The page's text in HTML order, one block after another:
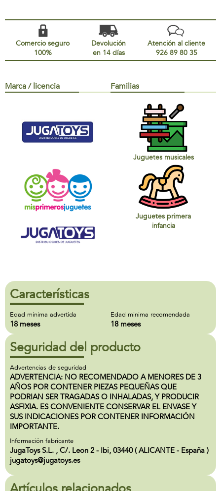
Comercio seguro
100%
Devolución
en 14 días
Atención al cliente
926 89 80 35
Marca / licencia Familias
Juguetes musicales
Juguetes primera
infancia
Características
Edad minima advertida
18 meses
Edad minima recomendada
18 meses
Seguridad del producto
Advertencias de seguridad
ADVERTENCIA: NO RECOMENDADO A MENORES DE 3
AÑOS POR CONTENER PIEZAS PEQUEÑAS QUE
PODRIAN SER TRAGADAS O INHALADAS, Y PRODUCIR
ASFIXIA. ES CONVENIENTE CONSERVAR EL ENVASE Y
SUS INDICACIONES POR CONTENER INFORMACIÓN
IMPORTANTE.
Información fabricante
JugaToys S.L. , C/. Leon 2 - Ibi, 03440 ( ALICANTE - España )
jugatoys@jugatoys.es